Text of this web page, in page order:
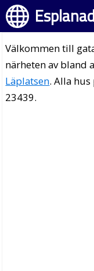
Välkommen till
närheten av bland
Läplatsen. Alla
23439.